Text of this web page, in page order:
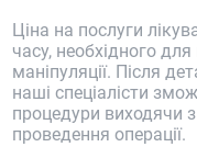
Ціна на послуги
часу, необхідного
маніпуляції. Після
наші спеціалісти
процедури виходячи
проведення операції.